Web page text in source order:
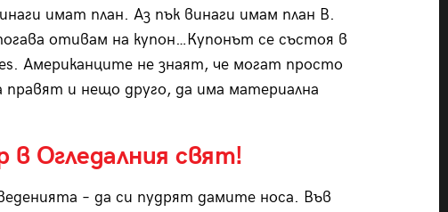
имат план. Аз пък винаги имам план B.
отивам на купон…Купонът се състоя в
Американците не знаят, че могат просто
и нещо друго, да има материална
в Огледалния свят!
– да си пудрят дамите носа. Във